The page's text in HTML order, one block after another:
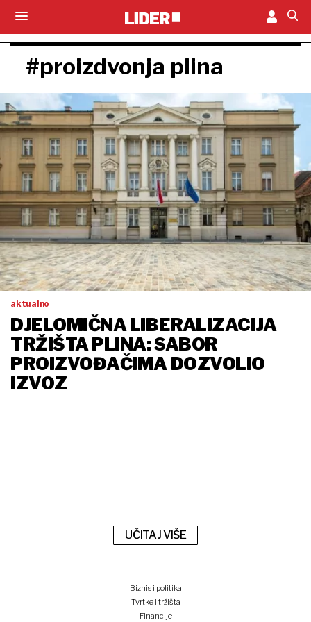
#proizdvonja plina
aktualno
DJELOMIČNA LIBERALIZACIJA
TRŽIŠTA PLINA: SABOR
PROIZVOĐAČIMA DOZVOLIO
IZVOZ
UČITAJ VIŠE
Biznis i politika
Tvrtke i tržišta
Financije